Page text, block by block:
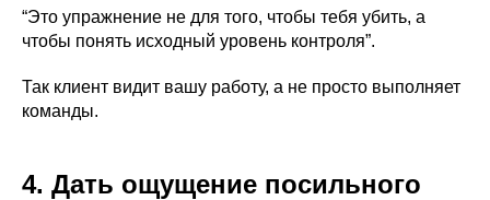
“Это упражнение не для того, чтобы тебя убить, а
чтобы понять исходный уровень контроля”.
Так клиент видит вашу работу, а не просто выполняет
команды.
4. Дать ощущение посильного